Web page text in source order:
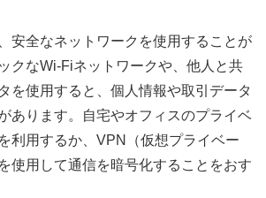
安全なネットワークを使用することが
クなWi-Fiネットワークや、他人と共
を使用すると、個人情報や取引データ
あります。自宅やオフィスのプライベ
利用するか、VPN（仮想プライベー
使用して通信を暗号化することをおす